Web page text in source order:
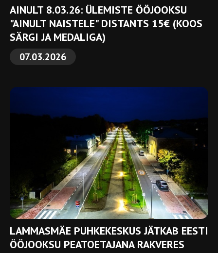
AINULT 8.03.26: ÜLEMISTE ÖÖJOOKSU
"AINULT NAISTELE" DISTANTS 15€ (KOOS
SÄRGI JA MEDALIGA)
07.03.2026
LAMMASMÄE PUHKEKESKUS JÄTKAB EESTI
ÖÖJOOKSU PEATOETAJANA RAKVERES